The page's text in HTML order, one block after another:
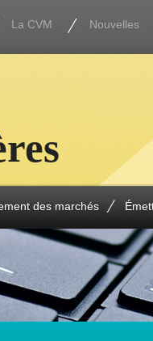
La CVM Nouvelles
des marchés